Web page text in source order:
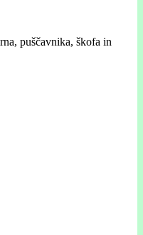
puščavnika, škofa in